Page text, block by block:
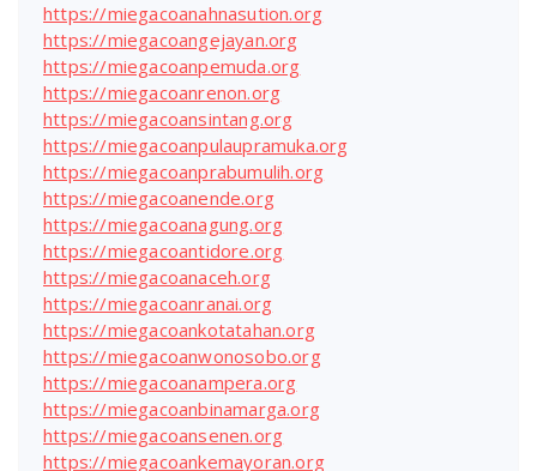
https://miegacoanahnasution.org
https://miegacoangejayan.org
https://miegacoanpemuda.org
https://miegacoanrenon.org
https://miegacoansintang.org
https://miegacoanpulaupramuka.org
https://miegacoanprabumulih.org
https://miegacoanende.org
https://miegacoanagung.org
https://miegacoantidore.org
https://miegacoanaceh.org
https://miegacoanranai.org
https://miegacoankotatahan.org
https://miegacoanwonosobo.org
https://miegacoanampera.org
https://miegacoanbinamarga.org
https://miegacoansenen.org
https://miegacoankemayoran.org